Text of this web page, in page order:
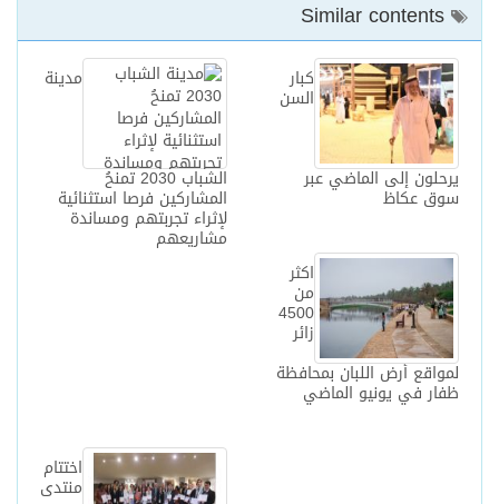
مدينة
الشباب 2030 تمنحُ
المشاركين فرصا استثنائية
لإثراء تجربتهم ومساندة
مشاريعهم
كبار
السن
يرحلون إلى الماضي عبر
سوق عكاظ
اكثر
من
4500
زائر
لمواقع أرض اللبان بمحافظة
ظفار في يونيو الماضي
اختتام
منتدى